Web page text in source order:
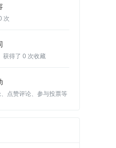
次
获得了 0 次收藏
点赞评论、参与投票等